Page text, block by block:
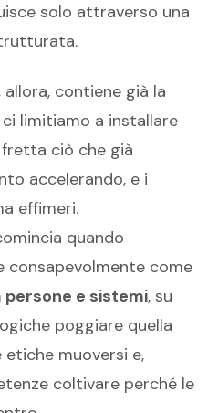
solo attraverso una
contiene già la
limitiamo a installare
ciò che già
accelerando, e i
effimeri.
quando
consapevolmente come
e sistemi, su
poggiare quella
muoversi e,
coltivare perché le